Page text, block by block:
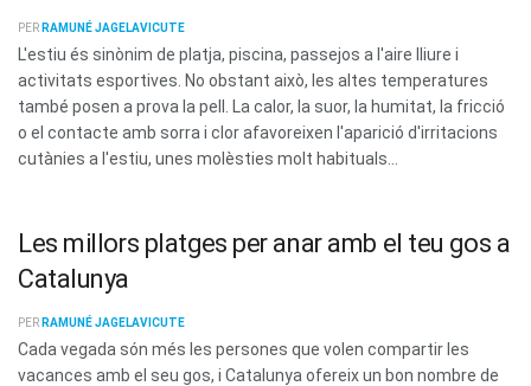
PER RAMUNÉ JAGELAVICUTE
L'estiu és sinònim de platja, piscina, passejos a l'aire lliure i
activitats esportives. No obstant això, les altes temperatures
també posen a prova la pell. La calor, la suor, la humitat, la fricció
o el contacte amb sorra i clor afavoreixen l'aparició d'irritacions
cutànies a l'estiu, unes molèsties molt habituals...
Les millors platges per anar amb el teu gos a
Catalunya
PER RAMUNÉ JAGELAVICUTE
Cada vegada són més les persones que volen compartir les
vacances amb el seu gos, i Catalunya ofereix un bon nombre de